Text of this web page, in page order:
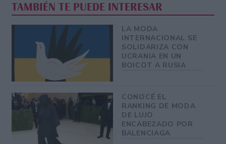
TAMBIÉN TE PUEDE INTERESAR
LA MODA
INTERNACIONAL SE
SOLIDARIZA CON
UCRANIA EN UN
BOICOT A RUSIA
CONOCÉ EL
RANKING DE MODA
DE LUJO
ENCABEZADO POR
BALENCIAGA